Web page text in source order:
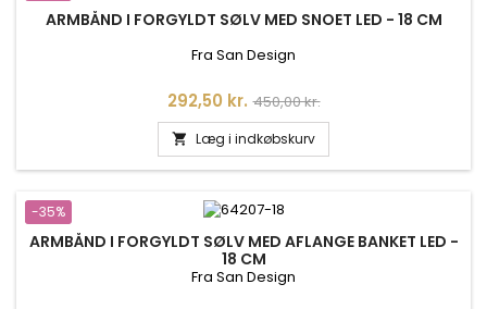
ARMBÅND I FORGYLDT SØLV MED SNOET LED - 18 CM
Fra San Design
Pris
292,50 kr. Normalpris
450,00 kr.
 Læg i indkøbskurv
-35%
ARMBÅND I FORGYLDT SØLV MED AFLANGE BANKET LED -
18 CM
Fra San Design